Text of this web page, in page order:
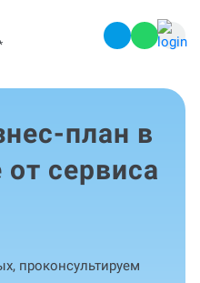
план в
сервиса
проконсультируем